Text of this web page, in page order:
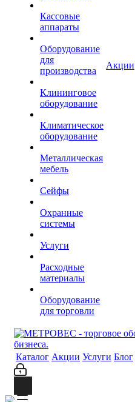
Кассовые
аппараты
Оборудование
для
производства
Клининговое
оборудование
Климатическое
оборудование
Металлическая
мебель
Сейфы
Охранные
системы
Услуги
Расходные
материалы
Оборудование
для торговли
Акции
Каталог Акции Услуги Блог